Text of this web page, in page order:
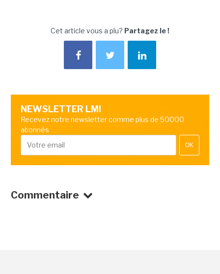
Cet article vous a plu? Partagez le !
NEWSLETTER LMI
Recevez notre newsletter comme plus de 50000
abonnés
OK
Commentaire